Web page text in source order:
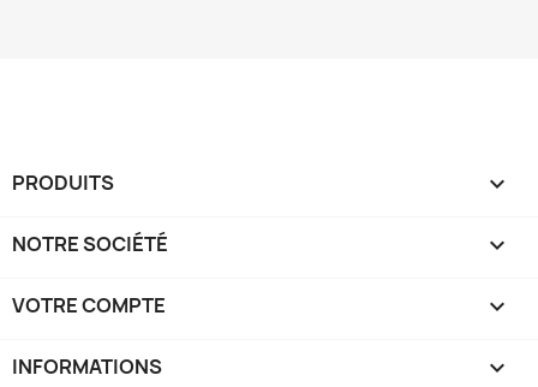
PRODUITS 
NOTRE SOCIÉTÉ 
VOTRE COMPTE 
INFORMATIONS keyboard_arrow_down